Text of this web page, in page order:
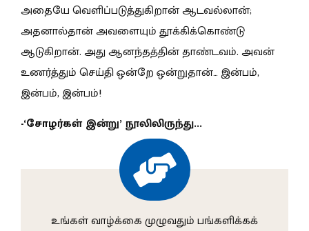
அதையே வெளிப்படுத்துகிறான் ஆடவல்லான்;
அதனால்தான் அவளையும் தூக்கிக்கொண்டு
ஆடுகிறான். அது ஆனந்தத்தின் தாண்டவம். அவன்
உணர்த்தும் செய்தி ஒன்றே ஒன்றுதான்… இன்பம்,
இன்பம், இன்பம்!
-‘சோழர்கள் இன்று’ நூலிலிருந்து...
உங்கள் வாழ்க்கை முழுவதும் பங்களிக்கக்